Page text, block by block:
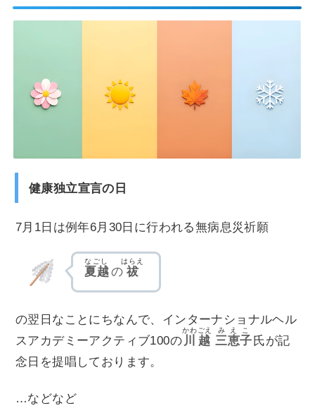
健康独立宣言の日
7月1日は例年6月30日に行われる無病息災祈願
夏越
なごし
の 祓
はらえ
の翌日なことにちなんで、インターナショナルヘル
スアカデミーアクティブ100の 川越
かわごえ
三恵子
みえこ
氏が記
念日を提唱しております。
…などなど